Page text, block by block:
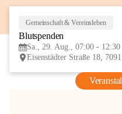
Gemeinschaft & Vereinsleben
Blutspenden
Sa., 29. Aug., 07:00 - 12:30